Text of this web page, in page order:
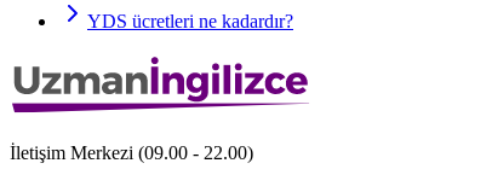
YDS ücretleri ne kadardır?
İletişim Merkezi (09.00 - 22.00)